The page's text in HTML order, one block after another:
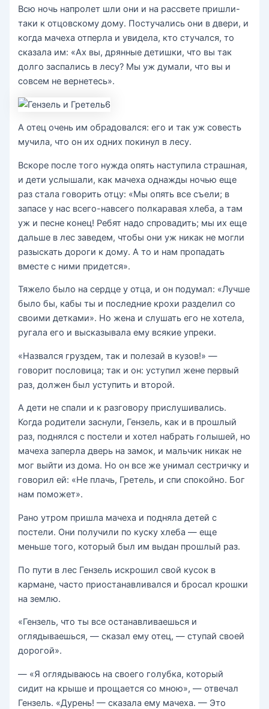
Всю ночь напролет шли они и на рассвете пришли-
таки к отцовскому дому. Постучались они в двери, и
когда мачеха отперла и увидела, кто стучался, то
сказала им: «Ах вы, дрянные детишки, что вы так
долго заспались в лесу? Мы уж думали, что вы и
совсем не вернетесь».
А отец очень им обрадовался: его и так уж совесть
мучила, что он их одних покинул в лесу.
Вскоре после того нужда опять наступила страшная,
и дети услышали, как мачеха однажды ночью еще
раз стала говорить отцу: «Мы опять все съели; в
запасе у нас всего-навсего полкаравая хлеба, а там
уж и песне конец! Ребят надо спровадить; мы их еще
дальше в лес заведем, чтобы они уж никак не могли
разыскать дороги к дому. А то и нам пропадать
вместе с ними придется».
Тяжело было на сердце у отца, и он подумал: «Лучше
было бы, кабы ты и последние крохи разделил со
своими детками». Но жена и слушать его не хотела,
ругала его и высказывала ему всякие упреки.
«Назвался груздем, так и полезай в кузов!» —
говорит пословица; так и он: уступил жене первый
раз, должен был уступить и второй.
А дети не спали и к разговору прислушивались.
Когда родители заснули, Гензель, как и в прошлый
раз, поднялся с постели и хотел набрать голышей, но
мачеха заперла дверь на замок, и мальчик никак не
мог выйти из дома. Но он все же унимал сестричку и
говорил ей: «Не плачь, Гретель, и спи спокойно. Бог
нам поможет».
Рано утром пришла мачеха и подняла детей с
постели. Они получили по куску хлеба — еще
меньше того, который был им выдан прошлый раз.
По пути в лес Гензель искрошил свой кусок в
кармане, часто приостанавливался и бросал крошки
на землю.
«Гензель, что ты все останавливаешься и
оглядываешься, — сказал ему отец, — ступай своей
дорогой».
— «Я оглядываюсь на своего голубка, который
сидит на крыше и прощается со мною», — отвечал
Гензель. «Дурень! — сказала ему мачеха. — Это